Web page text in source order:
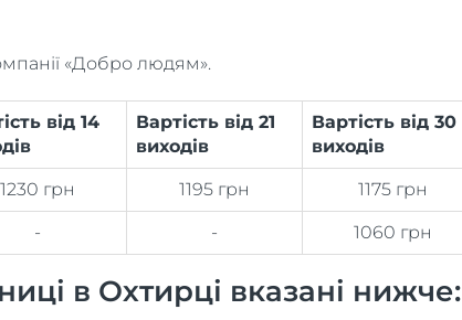
«Добро людям».
від 14
Вартість від 21
виходів
Вартість від 30
виходів
1230 грн 1195 грн 1175 грн
- - 1060 грн
в Охтирці вказані нижче: